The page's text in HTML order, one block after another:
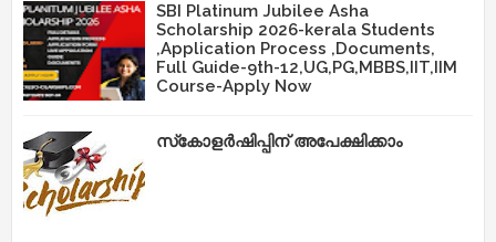
SBI Platinum Jubilee Asha
Scholarship 2026-kerala Students
,Application Process ,Documents,
Full Guide-9th-12,UG,PG,MBBS,IIT,IIM
Course-Apply Now
സ്‌കോളർഷിപ്പിന് അപേക്ഷിക്കാം